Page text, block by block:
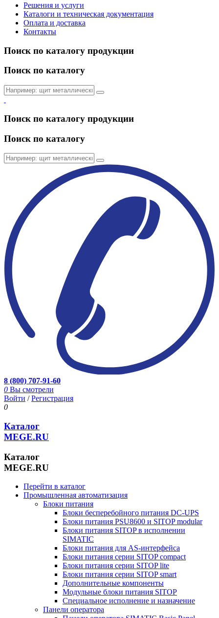
Решения и услуги
Каталоги и техническая документация
Оплата и доставка
Контакты
Поиск по каталогу продукции
Поиск по каталогу
Поиск по каталогу продукции
Поиск по каталогу
8 (800) 707-91-60
0 Вы смотрели
Войти /Регистрация
0
Каталог
MEGE.RU
Каталог
MEGE.RU
Перейти в каталог
Промышленная автоматизация
Блоки питания
Блоки бесперебойного питания DC-UPS
Блоки питания PSU8600 и SITOP modular
Блоки питания SITOP в исполнении
SIMATIC
Блоки питания для AS-интерфейса
Блоки питания серии SITOP compact
Блоки питания серии SITOP lite
Блоки питания серии SITOP smart
Дополнительные компоненты
Модульные блоки питания SITOP
Специальное исполнение и назначение
Панели оператора